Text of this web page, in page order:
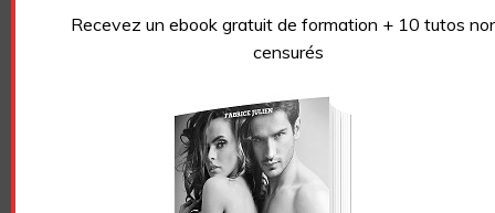
Recevez un ebook gratuit de formation + 10 tutos
censurés